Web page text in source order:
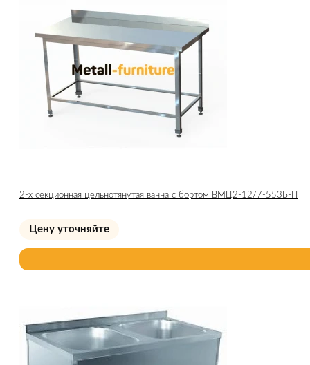
2-х секционная цельнотянутая ванна с бортом ВМЦ2-12/7-553Б-П
Цену уточняйте